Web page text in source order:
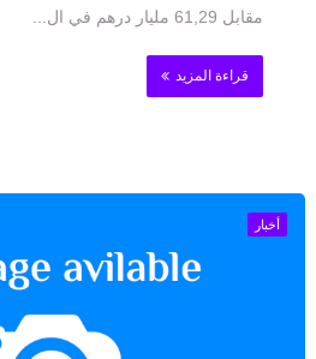
مقابل 61,29 مليار درهم في ال...
قراءة المزيد
أخبار